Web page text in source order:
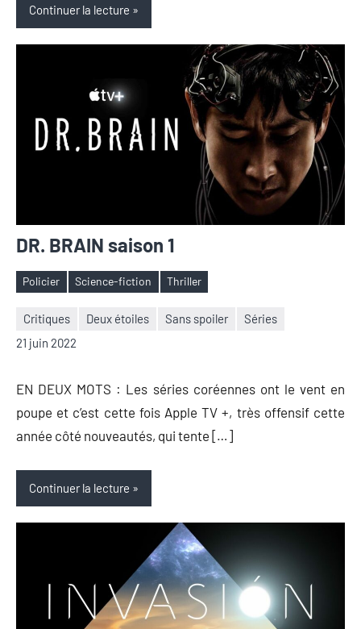
Continuer la lecture
DR. BRAIN saison 1
Étiquettes
Policier Science-fiction Thriller
Critiques Deux étoiles Sans spoiler
Séries
21 juin 2022
Nicolas
Aucun
EN DEUX MOTS : Les séries coréennes ont le vent en
poupe et c’est cette fois Apple TV +, très offensif cette
année côté nouveautés, qui tente […]
Continuer la lecture